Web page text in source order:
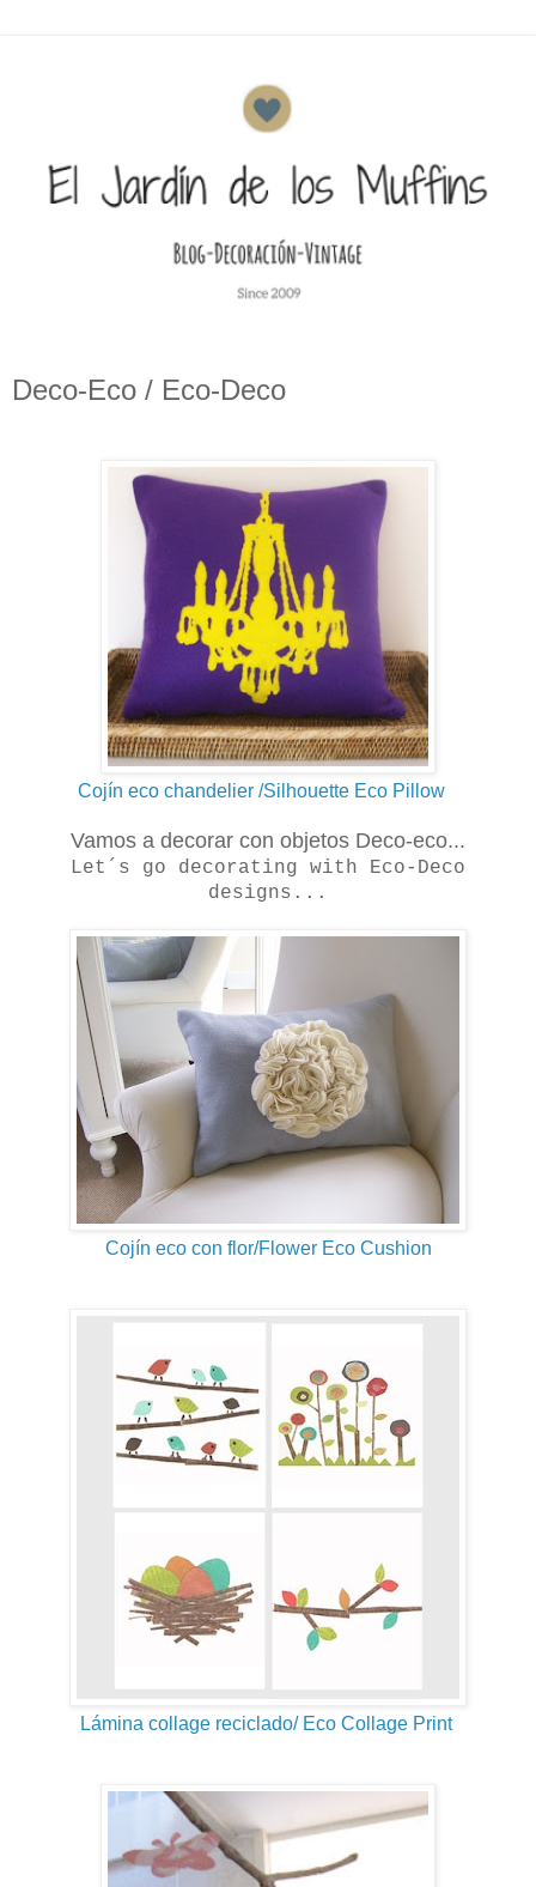
Deco-Eco / Eco-Deco
Cojín eco chandelier /Silhouette Eco Pillow
Vamos a decorar con objetos Deco-eco...
Let´s go decorating with Eco-Deco
designs...
Cojín eco con flor/Flower Eco Cushion
Lámina collage reciclado/ Eco Collage Print